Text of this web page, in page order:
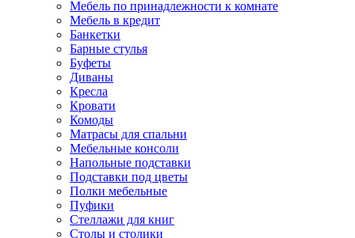
Мебель по принадлежности к комнате
Мебель в кредит
Банкетки
Барные стулья
Буфеты
Диваны
Кресла
Кровати
Комоды
Матрасы для спальни
Мебельные консоли
Напольные подставки
Подставки под цветы
Полки мебельные
Пуфики
Стеллажи для книг
Столы и столики